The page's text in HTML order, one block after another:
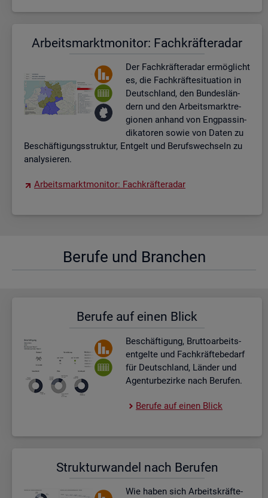
Ar­beits­markt­mo­ni­tor: Fach­kräf­te­ra­dar
Der Fach­kräf­te­ra­dar er­mög­licht
es, die Fach­kräf­te­si­tua­ti­on in
Deutsch­land, den Bun­des­län­
dern und den Ar­beits­markt­re­
gio­nen an­hand von Eng­pas­sin­
di­ka­to­ren sowie von Daten zu
Be­schäf­ti­gungs­struk­tur, Ent­gelt und Be­rufs­wech­seln zu
ana­ly­sie­ren.
Ar­beits­markt­mo­ni­tor: Fach­kräf­te­ra­dar
Be­ru­fe und Bran­chen
Be­ru­fe auf einen Blick
Be­schäf­ti­gung, Brut­to­ar­beits­
ent­gel­te und Fach­kräf­te­be­darf
für Deutsch­land, Län­der und
Agen­tur­be­zir­ke nach Be­ru­fen.
Be­ru­fe auf einen Blick
Struk­tur­wan­del nach Be­ru­fen
Wie haben sich Ar­beits­kräf­te­